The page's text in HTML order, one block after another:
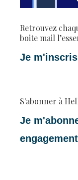
Retrouvez
boite mail
Je
S'abonner à
Je
engagement